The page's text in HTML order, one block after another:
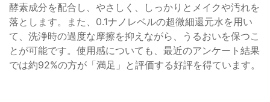
酵素成分を配合し、やさしく、しっかりとメイクや汚れを
落とします。また、0.1ナノレベルの超微細還元水を用い
て、洗浄時の過度な摩擦を抑えながら、うるおいを保つこ
とが可能です。使用感についても、最近のアンケート結果
では約92%の方が「満足」と評価する好評を得ています。